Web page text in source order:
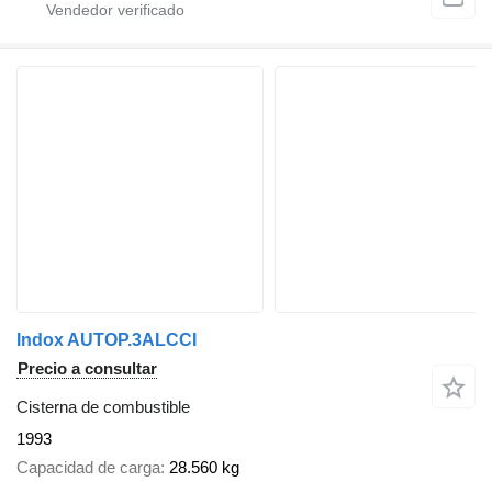
Indox AUTOP.3ALCCI
Precio a consultar
Cisterna de combustible
1993
Capacidad de carga 28.560 kg